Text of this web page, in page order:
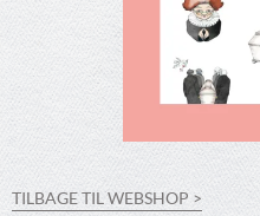
TILBAGE TIL WEBSHOP >